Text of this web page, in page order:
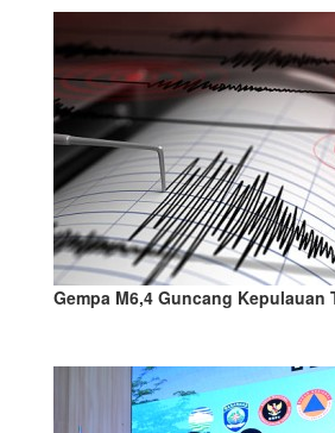
Gempa M6,4 Guncang Kepulauan